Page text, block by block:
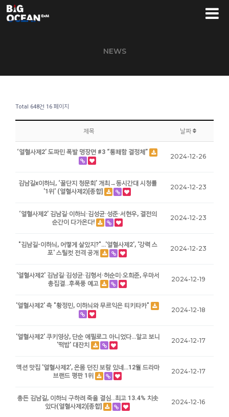
NEWS
Total 648건 16 페이지
제목 날짜
‘열혈사제2’ 도파민 폭발 명장면 #3 “통쾌함 결정체”
2024-12-26
김남길x이하늬, ‘꿀단지 청문회’ 개최→동시간대 시청률
'1위' (열혈사제2)[종합]
2024-12-23
‘열혈사제2’ 김남길·이하늬·김성균·성준·서현우, 결전의
순간이 다가온다!
2024-12-23
"김남길-이하늬, 어떻게 살았지?"…'열혈사제2', '강력 스
포' 스틸컷 전격 공개
2024-12-23
'열혈사제2' 김남길·김성균·김형서·허순미·오희준, 우마서
총집결..후폭풍 예고
2024-12-19
'열혈사제2' 측 "황정민, 이하늬와 무르익은 티키타카"
2024-12-18
'열혈사제2' 쿠키영상, 단순 에필로그 아니었다…알고 보니
'떡밥' 대잔치
2024-12-17
액션 맛집 '열혈사제2', 온몸 던진 보람 있네…12월 드라마
브랜드 평판 1위
2024-12-17
총든 김남길, 이하늬 구하려 죽을 결심..최고 13.4% 치솟
았다(열혈사제2)[종합]
2024-12-16